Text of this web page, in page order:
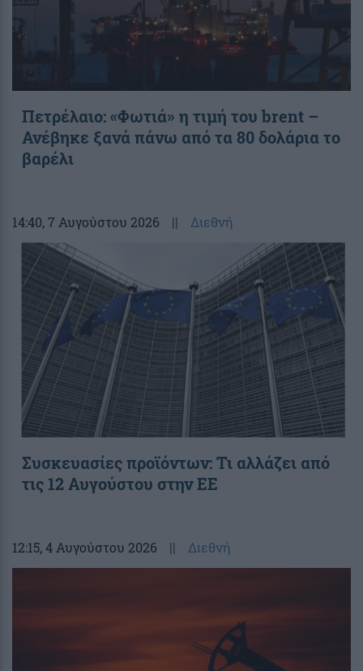
Πετρέλαιο: «Φωτιά» η τιμή του brent –
Ανέβηκε ξανά πάνω από τα 80 δολάρια το
βαρέλι
14:40, 7 Αυγούστου 2026 || Διεθνή
Συσκευασίες προϊόντων: Τι αλλάζει από
τις 12 Αυγούστου στην ΕΕ
12:15, 4 Αυγούστου 2026 || Διεθνή